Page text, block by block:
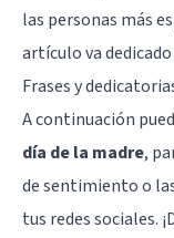
las personas más
artículo va
Frases y
A continuación
día de la madre,
de sentimiento o
tus redes sociales.